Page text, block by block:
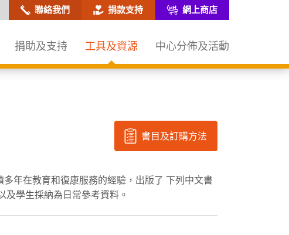
打開網站搜尋框
聯絡我們 捐款支持 網上商店
捐助及支持 工具及資源 中心分佈及活動
書目及訂購方法
年在教育和復康服務的經驗，出版了 下列中文書
學生採納為日常參考資料。